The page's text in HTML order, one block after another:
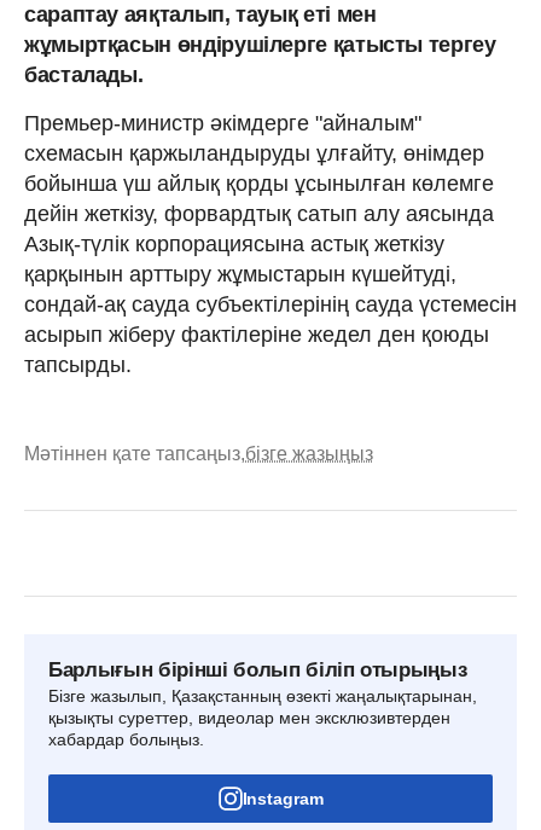
сараптау аяқталып, тауық еті мен
жұмыртқасын өндірушілерге қатысты тергеу
басталады.
Премьер-министр әкімдерге "айналым"
схемасын қаржыландыруды ұлғайту, өнімдер
бойынша үш айлық қорды ұсынылған көлемге
дейін жеткізу, форвардтық сатып алу аясында
Азық-түлік корпорациясына астық жеткізу
қарқынын арттыру жұмыстарын күшейтуді,
сондай-ақ сауда субъектілерінің сауда үстемесін
асырып жіберу фактілеріне жедел ден қоюды
тапсырды.
Мәтіннен қате тапсаңыз,бізге жазыңыз
Барлығын бірінші болып біліп отырыңыз
Бізге жазылып, Қазақстанның өзекті жаңалықтарынан,
қызықты суреттер, видеолар мен эксклюзивтерден
хабардар болыңыз.
Instagram